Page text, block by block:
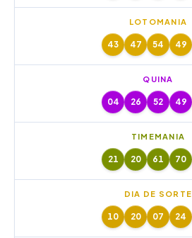
LOTOMANIA
43 47 54 49
QUINA
04 26 52 49
TIMEMANIA
21 20 61 70
DIA DE SORTE
10 20 07 24